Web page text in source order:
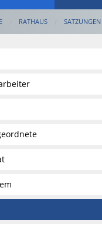
RATHAUS SATZUNGEN